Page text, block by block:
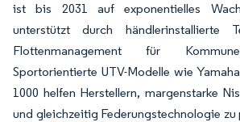
ist bis 2031 auf exponentielles
unterstützt durch händlerinstallierte
Flottenmanagement für
Sportorientierte UTV-Modelle wie
1000 helfen Herstellern, margenstarke
und gleichzeitig Federungstechnologie zu